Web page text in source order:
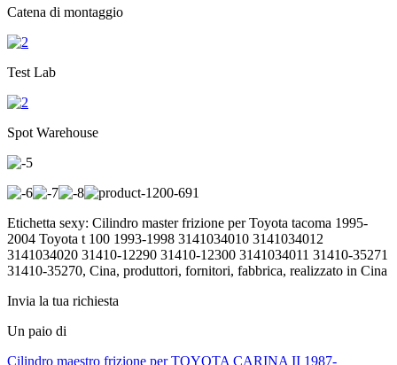
Catena di montaggio
Test Lab
Spot Warehouse
Etichetta sexy: Cilindro master frizione per Toyota tacoma 1995-
2004 Toyota t 100 1993-1998 3141034010 3141034012
3141034020 31410-12290 31410-12300 3141034011 31410-35271
31410-35270, Cina, produttori, fornitori, fabbrica, realizzato in Cina
Invia la tua richiesta
Un paio di
Cilindro maestro frizione per TOYOTA CARINA II 1987-